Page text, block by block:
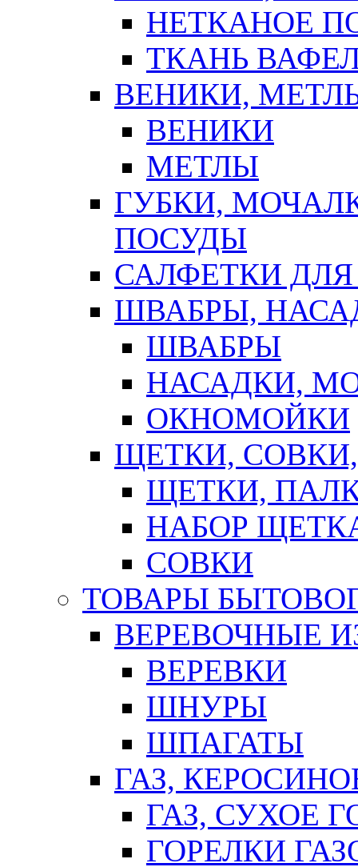
НЕТКАНОЕ
ТКАНЬ
ВЕНИКИ,
ВЕНИКИ
МЕТЛЫ
ГУБКИ,
ПОСУДЫ
САЛФЕТКИ
ШВАБРЫ,
ШВАБРЫ
НАСАДКИ,
ОКНОМОЙКИ
ЩЕТКИ,
ЩЕТКИ,
НАБОР
СОВКИ
ТОВАРЫ
ВЕРЕВОЧНЫЕ
ВЕРЕВКИ
ШНУРЫ
ШПАГАТЫ
ГАЗ,
ГАЗ, СУХОЕ
ГОРЕЛКИ